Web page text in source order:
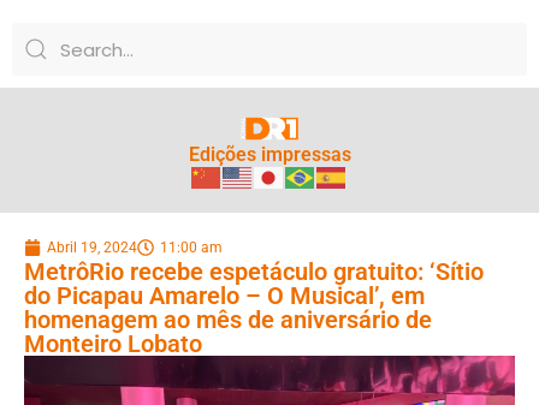
Edições impressas
Abril 19, 2024 11:00 am
MetrôRio recebe espetáculo gratuito: ‘Sítio
do Picapau Amarelo – O Musical’, em
homenagem ao mês de aniversário de
Monteiro Lobato